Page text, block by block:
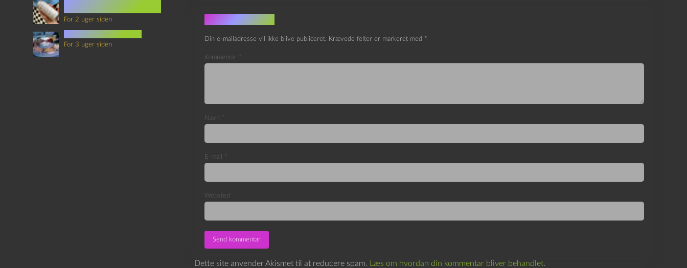
Skriv et svar
Din e-mailadresse vil ikke blive publiceret. Krævede felter er markeret med *
Kommentar *
Navn *
E-mail *
Websted
Dette site anvender Akismet til at reducere spam. Læs om hvordan din kommentar bliver behandlet.
For 2 uger siden
For 3 uger siden